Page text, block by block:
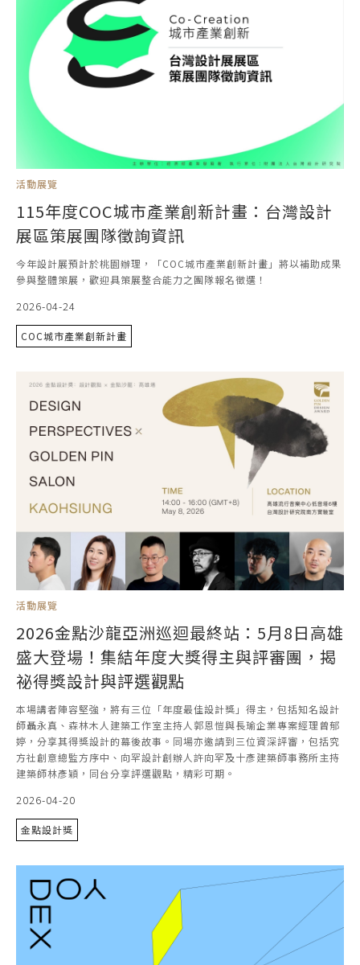
活動展覽
115年度COC城市產業創新計畫：台灣設計
展區策展團隊徵詢資訊
今年設計展預計於桃園辦理，「COC城市產業創新計畫」將以補助成果
參與整體策展，歡迎具策展整合能力之團隊報名徵選！
2026-04-24
COC城市產業創新計畫
活動展覽
2026金點沙龍亞洲巡迴最終站：5月8日高雄
盛大登場！集結年度大獎得主與評審團，揭
祕得獎設計與評選觀點
本場講者陣容堅強，將有三位「年度最佳設計獎」得主，包括知名設計
師聶永真、森林木人建築工作室主持人郭恩愷與長瑜企業專案經理曾郁
婷，分享其得獎設計的幕後故事。同場亦邀請到三位資深評審，包括究
方社創意總監方序中、向罕設計創辦人許向罕及十彥建築師事務所主持
建築師林彥穎，同台分享評選觀點，精彩可期。
2026-04-20
金點設計獎